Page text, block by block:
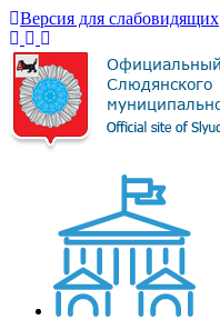
Версия для слабовидящих